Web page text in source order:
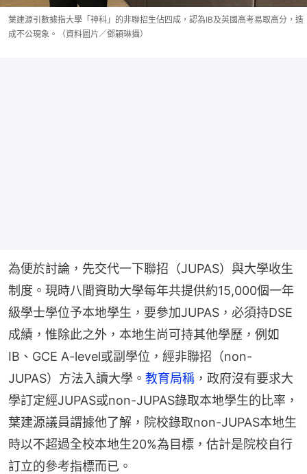
葉建源引數據指大學「神科」的非聯招生佔四成，認為IB及英國高考易取高分，造
成不公現象。（資料圖片／鄧穎琳攝）
為便於討論，先交代一下聯招（JUPAS）與大學收生
制度。現時八間資助大學每年共提供約15,000個一年
級學士學位予本地學生，要參加JUPAS，必須持DSE
成績，惟除此之外，本地生尚可持其他學歷，例如
IB、GCE A-level或副學位，經非聯招（non-
JUPAS）方法入讀大學。 教育局稱 ，政府沒有要求大
學訂定經JUPAS或non-JUPAS錄取本地學生的比率，
葉建源議員謂據他了解，院校錄取non-JUPAS本地生
時以不超過全校本地生20%為目標，估計是院校自行
訂立的參考指標而已。